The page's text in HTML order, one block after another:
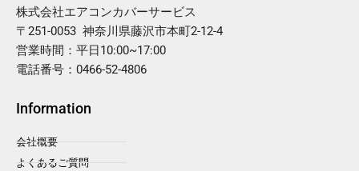
株式会社エアコンカバーサービス
〒251-0053 神奈川県藤沢市本町2-12-4
営業時間：平日10:00~17:00
電話番号：0466-52-4806
Information
会社概要
よくあるご質問